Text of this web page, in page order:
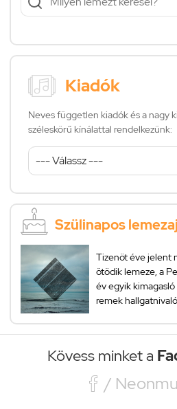
Kiadók
Neves független kiadók és a nagy
széleskörű kínálattal rendelkezünk:
Szülinapos
Tizenöt éve jelent
ötödik lemeze, a
év egyik
remek
Kövess minket a
 /